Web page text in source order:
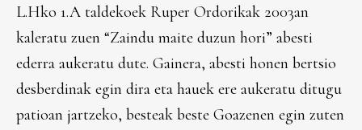
L.Hko 1.A taldekoek Ruper Ordorikak 2003an
kaleratu zuen “Zaindu maite duzun hori” abesti
ederra aukeratu dute. Gainera, abesti honen bertsio
desberdinak egin dira eta hauek ere aukeratu ditugu
patioan jartzeko, besteak beste Goazenen egin zuten